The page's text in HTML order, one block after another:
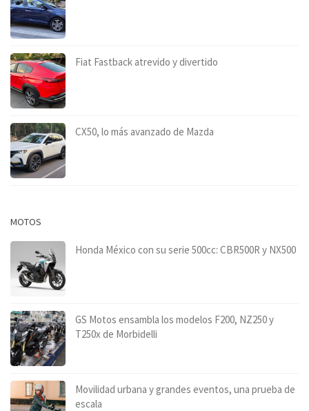
Fiat Fastback atrevido y divertido
CX50, lo más avanzado de Mazda
MOTOS
Honda México con su serie 500cc: CBR500R y NX500
GS Motos ensambla los modelos F200, NZ250 y
T250x de Morbidelli
Movilidad urbana y grandes eventos, una prueba de
escala